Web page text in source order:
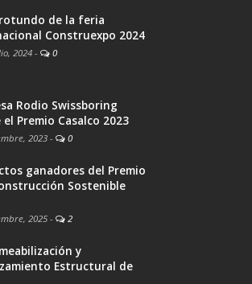
de la feria
Construexpo 2024
2024- 0
Rodio Swissboring
el Premio Casalco 2023
2023 - 0
ganadores del Premio
Sostenible
2025 - 2
y
Estructural de